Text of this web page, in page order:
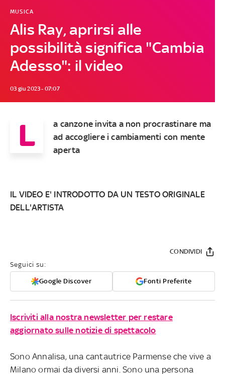
Alis Ray, aprirsi alle
possibilità significa "Cambia
Adesso": il video
MUSICA
03 giu 2023 - 07:07
L
a canzone invita a non procrastinare ma
ad accogliere i cambiamenti con mente
aperta
IL VIDEO E' INTRODOTTO DA UN TESTO ORIGINALE
DELL'ARTISTA
Seguici su:
Google Discover Fonti Preferite
CONDIVIDI
Iscriviti alla nostra newsletter per restare
aggiornato sulle notizie di spettacolo
Sono Annalisa, una cantautrice Parmense che vive a
Milano ormai da diversi anni. Sono una persona